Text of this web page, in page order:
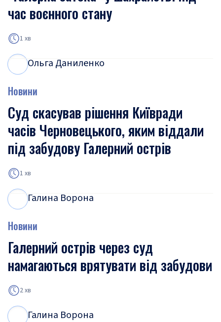
час воєнного стану
1 хв
Ольга Даниленко
Новини
Суд скасував рішення Київради
часів Черновецького, яким віддали
під забудову Галерний острів
1 хв
Галина Ворона
Новини
Галерний острів через суд
намагаються врятувати від забудови
2 хв
Галина Ворона